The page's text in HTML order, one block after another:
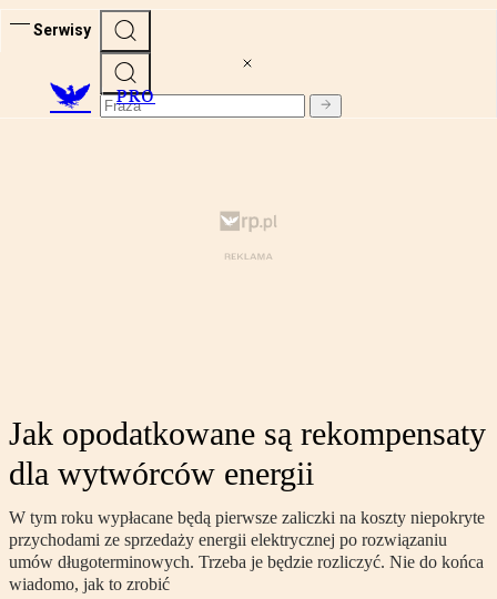
Serwisy
PRO
Jak opodatkowane są rekompensaty
dla wytwórców energii
W tym roku wypłacane będą pierwsze zaliczki na koszty niepokryte
przychodami ze sprzedaży energii elektrycznej po rozwiązaniu
umów długoterminowych. Trzeba je będzie rozliczyć. Nie do końca
wiadomo, jak to zrobić